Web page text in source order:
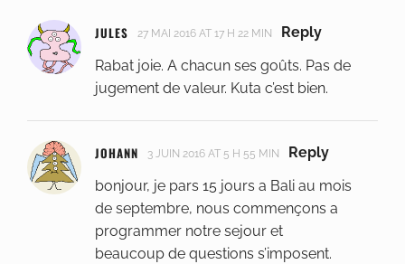
JULES 27 MAI 2016 AT 17 H 22 MIN
Reply
Rabat joie. A chacun ses goûts. Pas de
jugement de valeur. Kuta c’est bien.
JOHANN 3 JUIN 2016 AT 5 H 55 MIN
Reply
bonjour, je pars 15 jours a Bali au mois
de septembre, nous commençons a
programmer notre sejour et
beaucoup de questions s’imposent.